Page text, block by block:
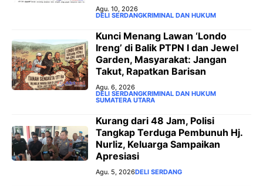
Agu. 10, 2026
DELI SERDANGKRIMINAL DAN HUKUM
‎Kunci Menang Lawan ‘Londo
Ireng’ di Balik PTPN I dan Jewel
Garden, Masyarakat: Jangan
Takut, Rapatkan Barisan
Agu. 6, 2026
DELI SERDANGKRIMINAL DAN HUKUM
SUMATERA UTARA
Kurang dari 48 Jam, Polisi
Tangkap Terduga Pembunuh Hj.
Nurliz, Keluarga Sampaikan
Apresiasi
Agu. 5, 2026DELI SERDANG